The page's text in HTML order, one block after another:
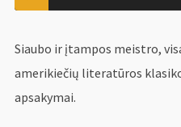
grotuvas
Siaubo ir įtampos meistro,
amerikiečių literatūros
apsakymai.